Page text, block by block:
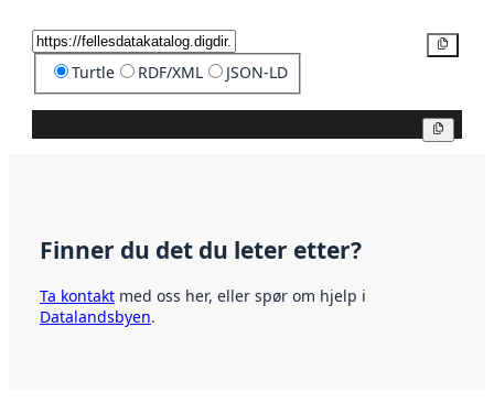
Turtle RDF/XML JSON-LD
Finner du det du leter etter?
Ta kontakt med oss her, eller spør om hjelp i
Datalandsbyen.